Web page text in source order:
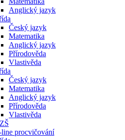
Anglický jazyk
Český jazyk
Matematika
Anglický jazyk
Přírodověda
Vlastivěda
Český jazyk
Matematika
Anglický jazyk
Přírodověda
Vlastivěda
procvičování